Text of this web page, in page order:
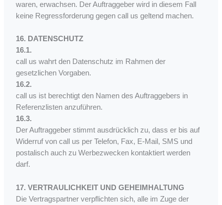
waren, erwachsen. Der Auftraggeber wird in diesem Fall
keine Regressforderung gegen call us geltend machen.
16. DATENSCHUTZ
16.1.
call us wahrt den Datenschutz im Rahmen der
gesetzlichen Vorgaben.
16.2.
call us ist berechtigt den Namen des Auftraggebers in
Referenzlisten anzuführen.
16.3.
Der Auftraggeber stimmt ausdrücklich zu, dass er bis auf
Widerruf von call us per Telefon, Fax, E-Mail, SMS und
postalisch auch zu Werbezwecken kontaktiert werden
darf.
17. VERTRAULICHKEIT UND GEHEIMHALTUNG
Die Vertragspartner verpflichten sich, alle im Zuge der